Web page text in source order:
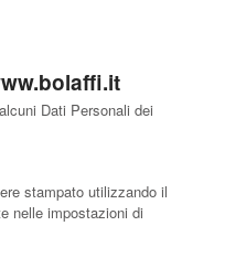
Dati Personali dei
stampato utilizzando il
nelle impostazioni di